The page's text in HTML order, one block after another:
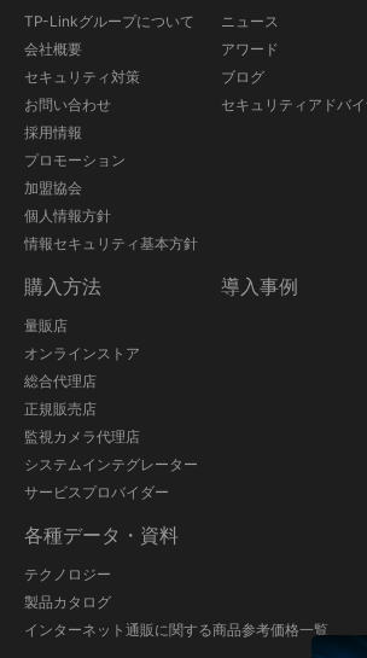
TP-Linkグループについて
会社概要
セキュリティ対策
お問い合わせ
採用情報
プロモーション
加盟協会
個人情報方針
情報セキュリティ基本方針
ニュース
アワード
ブログ
セキュリティアドバイ
購入方法
量販店
オンラインストア
総合代理店
正規販売店
監視カメラ代理店
システムインテグレーター
サービスプロバイダー
導入事例
各種データ・資料
テクノロジー
製品カタログ
インターネット通販に関する商品参考価格一覧